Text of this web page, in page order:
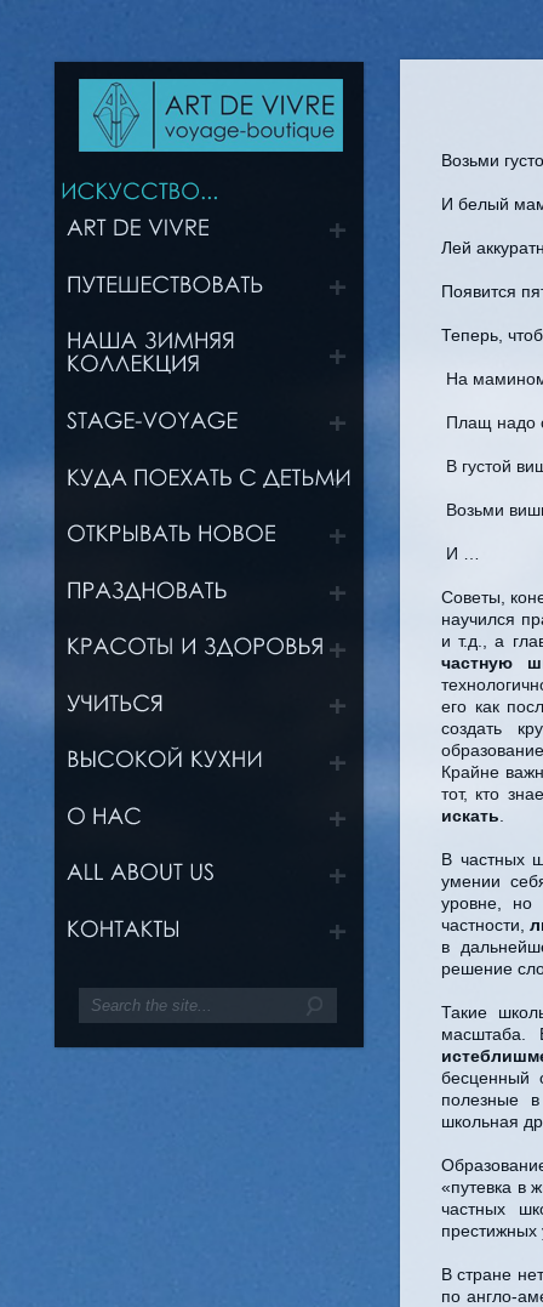
Возьми
И белый
Лей
Появится
Теперь,
На
Плащ надо
В густой
Возьми
И …
Советы,
научился
и т.д., а
частную
его как
создать
Крайне
тот, кто
искать
В частных
умении
уровне, но
частности,
в
решение
Такие
масштаба.
бесценный
полезные
школьная
«путевка в
частных
престижных
В стране
по англо-